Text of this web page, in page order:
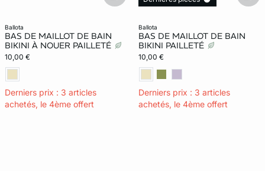
ballota
BAS DE MAILLOT DE BAIN
BIKINI À NOUER PAILLETÉ
10,00 €
Derniers prix : 3 articles
achetés, le 4ème offert
ballota
BAS DE MAILLOT DE BAIN
BIKINI PAILLETÉ
10,00 €
Derniers prix : 3 articles
achetés, le 4ème offert